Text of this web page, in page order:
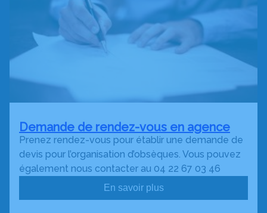
Demande de rendez-vous en agence
Prenez rendez-vous pour établir une demande de
devis pour l’organisation d’obsèques. Vous pouvez
également nous contacter au 04 22 67 03 46
En savoir plus